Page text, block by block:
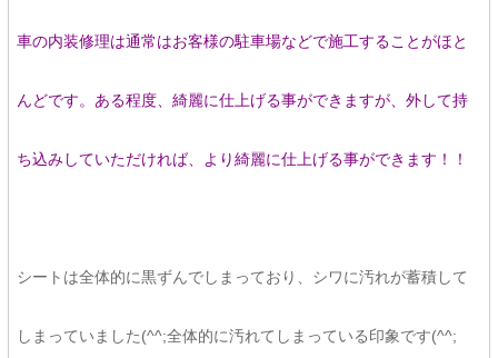
車の内装修理は通常はお客様の駐車場などで施工することがほと
んどです。ある程度、綺麗に仕上げる事ができますが、外して持
ち込みしていただければ、より綺麗に仕上げる事ができます！！
シートは全体的に黒ずんでしまっており、シワに汚れが蓄積して
しまっていました(^^;全体的に汚れてしまっている印象です(^^;